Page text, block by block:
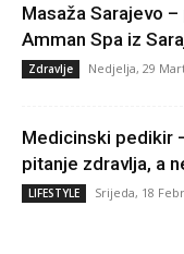
Masaža Sarajevo
Amman Spa iz
Zdravlje Nedjelja, 29
Medicinski pedikir
pitanje zdravlja, a
LIFESTYLE Srijeda, 18